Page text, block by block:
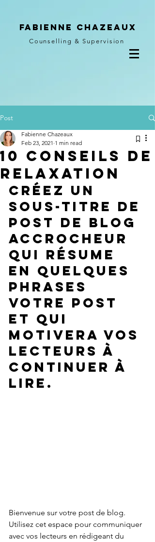
Fabienne Chazeaux
Counselling & Supervision
Post
10 conseils de
relaxation
Fabienne Chazeaux
Feb 23, 2021 1 min read
Créez un
sous-titre de
post de blog
accrocheur
qui résume
en quelques
phrases
votre post
et qui
motivera vos
lecteurs à
continuer à
lire.
Bienvenue sur votre post de blog.
Utilisez cet espace pour communiquer
avec vos lecteurs en rédigeant du